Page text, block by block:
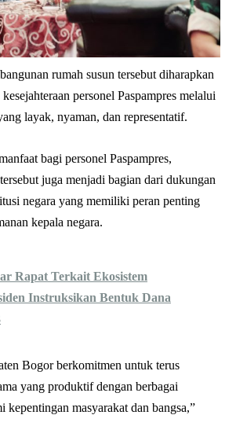
rumah susun tersebut diharapkan
personel Paspampres melalui
layak, nyaman, dan representatif.
bagi personel Paspampres,
juga menjadi bagian dari dukungan
negara yang memiliki peran penting
kepala negara.
Rapat Terkait Ekosistem
Instruksikan Bentuk Dana
Bogor berkomitmen untuk terus
yang produktif dengan berbagai
kepentingan masyarakat dan bangsa,”